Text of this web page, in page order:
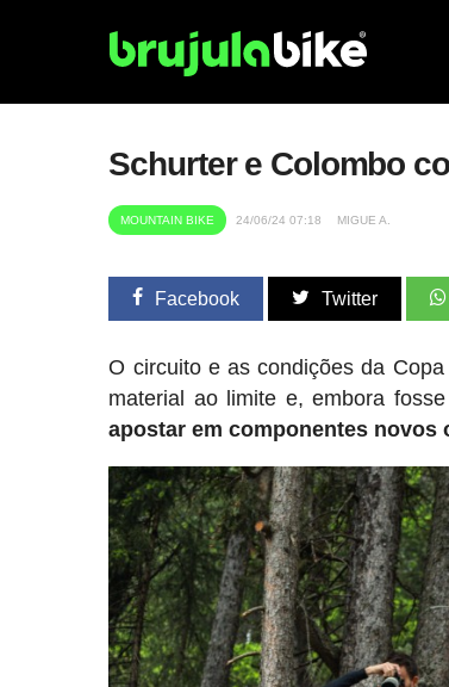
Schurter e Colombo
MOUNTAIN BIKE 24/06/24 07:18 MIGUE A.
Facebook Twitter
O circuito e as condições da
material ao limite e, embora
apostar em componentes novos